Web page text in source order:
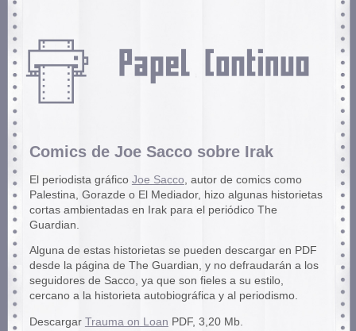
Comics de Joe Sacco sobre Irak
El periodista gráfico Joe Sacco , autor de comics como
Palestina, Gorazde o El Mediador, hizo algunas historietas
cortas ambientadas en Irak para el periódico The
Guardian.
Alguna de estas historietas se pueden descargar en PDF
desde la página de The Guardian, y no defraudarán a los
seguidores de Sacco, ya que son fieles a su estilo,
cercano a la historieta autobiográfica y al periodismo.
Descargar Trauma on Loan PDF, 3,20 Mb.